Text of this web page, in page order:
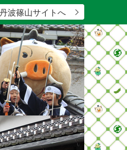
丹波篠山サイトへ